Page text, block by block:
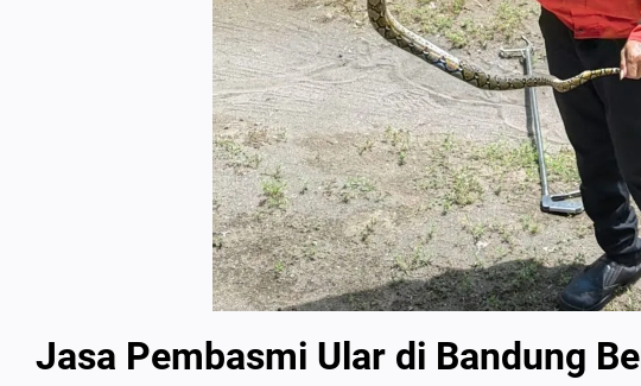
Jasa Pembasmi Ular di Bandung